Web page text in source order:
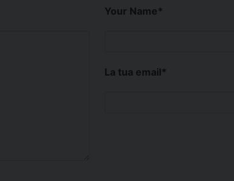
Your Name*
La tua email*